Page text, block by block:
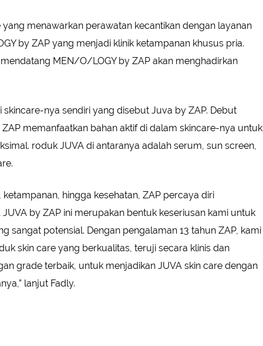
menawarkan perawatan kecantikan dengan layanan
by ZAP yang menjadi klinik ketampanan khusus pria.
MEN/O/LOGY by ZAP akan menghadirkan
skincare-nya sendiri yang disebut Juva by ZAP. Debut
memanfaatkan bahan aktif di dalam skincare-nya untuk
roduk JUVA di antaranya adalah serum, sun screen,
ketampanan, hingga kesehatan, ZAP percaya diri
by ZAP ini merupakan bentuk keseriusan kami untuk
sangat potensial. Dengan pengalaman 13 tahun ZAP, kami
skin care yang berkualitas, teruji secara klinis dan
grade terbaik, untuk menjadikan JUVA skin care dengan
lanjut Fadly.